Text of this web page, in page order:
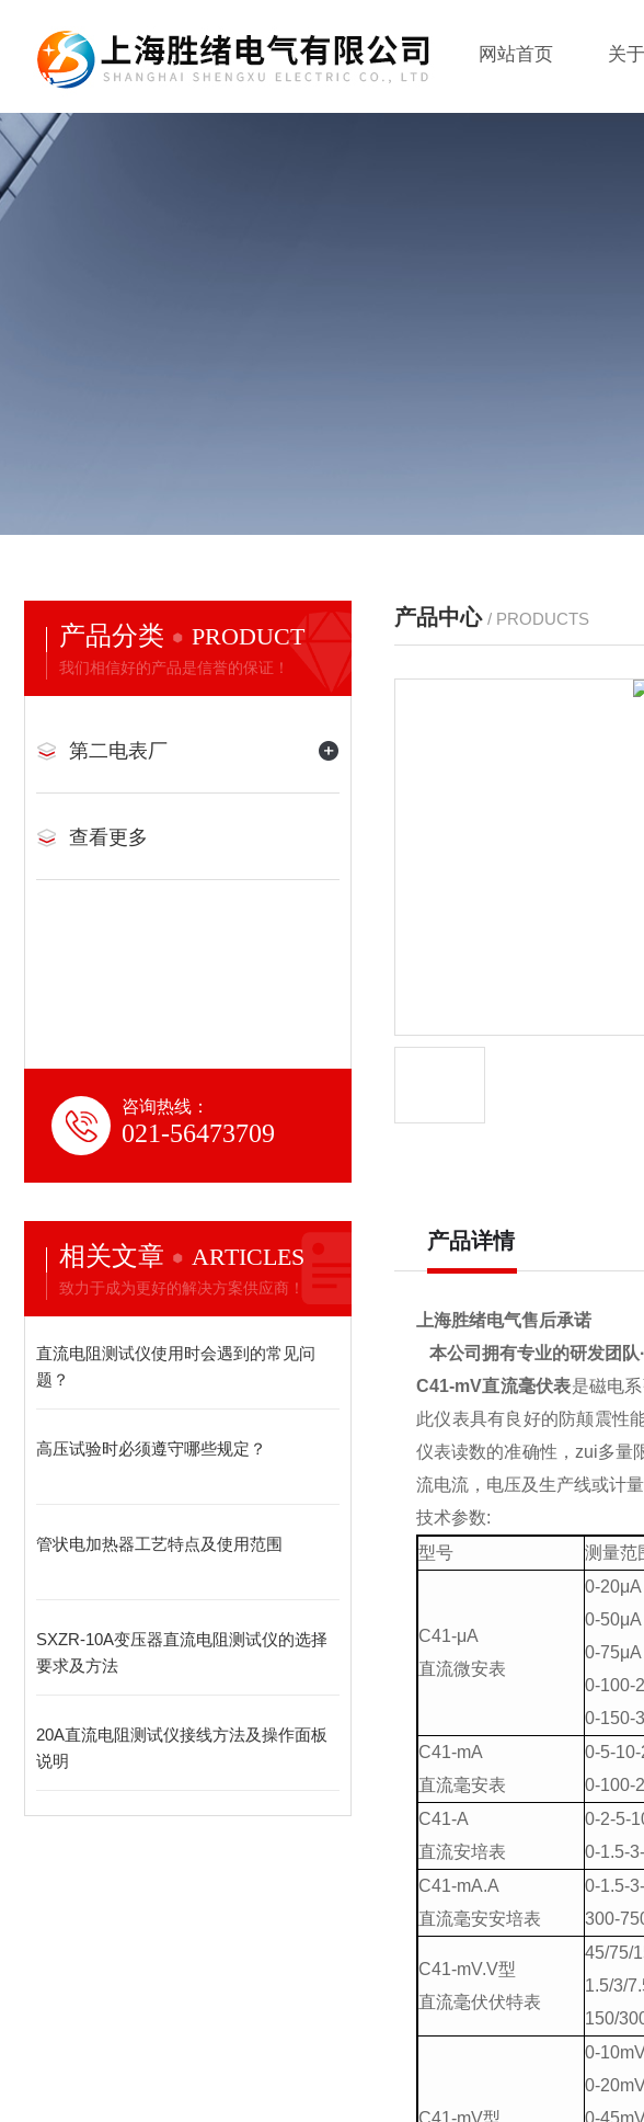
网站首页 关
产品分类 PRODUCT
我们相信好的产品是信誉的保证！
第二电表厂
查看更多
咨询热线：
021-56473709
相关文章 ARTICLES
致力于成为更好的解决方案供应商！
直流电阻测试仪使用时会遇到的常见问
题？
高压试验时必须遵守哪些规定？
管状电加热器工艺特点及使用范围
SXZR-10A变压器直流电阻测试仪的选择
要求及方法
20A直流电阻测试仪接线方法及操作面板
说明
产品中心 / PRODUCTS
产品详情
上海胜绪电气售后承诺
本公司拥有专业的研发团队
C41-mV直流毫伏表是磁电
此仪表具有良好的防颠震性
仪表读数的准确性，zui多量
流电流，电压及生产线或计
技术参数:
型号
测量范
C41-μA
直流微安表
0-20μA
0-50μA
0-75μA
0-100-
0-150-
C41-mA
直流毫安表
0-5-
0-100-
C41-A
直流安培表
0-2-5-
0-1.5-
C41-mA.A
直流毫安安培表
0-1.5-
300-
C41-mV.V型
直流毫伏伏特表
45/75/
1.5/3/
150/
0-
0-